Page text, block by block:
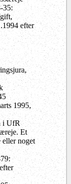
35:
efter
1995,
i UfR
Et
eller noget